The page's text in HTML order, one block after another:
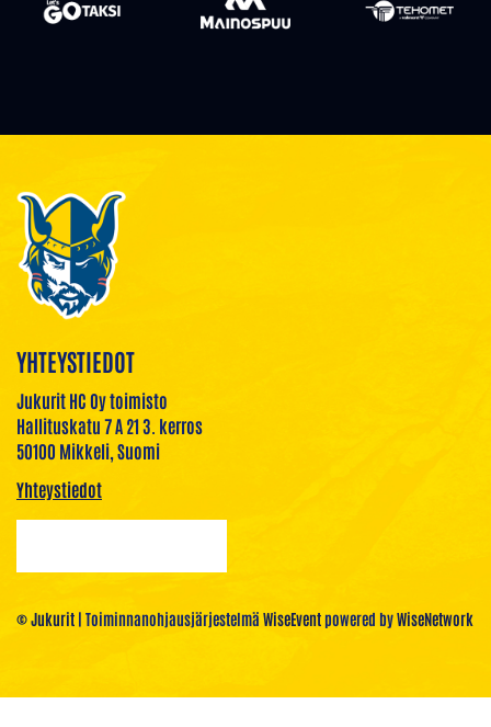
YHTEYSTIEDOT
Jukurit HC Oy toimisto
Hallituskatu 7 A 21 3. kerros
50100 Mikkeli, Suomi
Yhteystiedot
© Jukurit | Toiminnanohjausjärjestelmä WiseEventpowered byWiseNetwork